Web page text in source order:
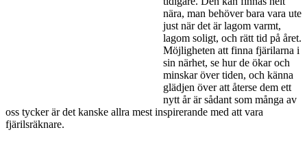
nära, man behöver bara vara ute
just när det är lagom varmt,
lagom soligt, och rätt tid på året.
Möjligheten att finna fjärilarna i
sin närhet, se hur de ökar och
minskar över tiden, och känna
glädjen över att återse dem ett
nytt år är sådant som många av
oss tycker är det kanske allra mest inspirerande med att vara
fjärilsräknare.